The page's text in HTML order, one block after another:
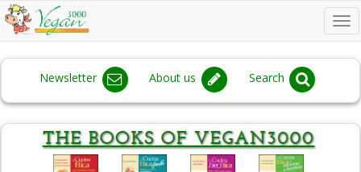
Newsletter About us Search